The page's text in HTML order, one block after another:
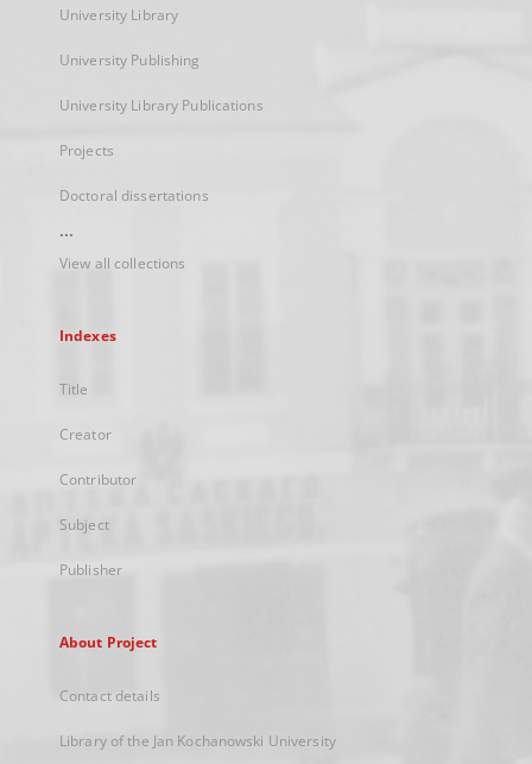
University Library
University Publishing
University Library Publications
Projects
Doctoral dissertations
...
View all collections
Indexes
Title
Creator
Contributor
Subject
Publisher
About Project
Contact details
Library of the Jan Kochanowski University